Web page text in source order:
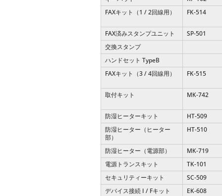
FAXキット（1 / 2回線用）
FK-514
FAX済みスタンプユニット
SP-501
交換スタンプ
ハンドセット TypeB
FAXキット（3 / 4回線用）
FK-515
取付キット MK-742
防湿ヒーターキット
HT-509
防湿ヒーター（ヒーター
部）
HT-510
防湿ヒーター（電源部）
MK-719
電源トランスキット
TK-101
セキュリティーキット
SC-509
デバイス接続 I / Fキット
EK-608